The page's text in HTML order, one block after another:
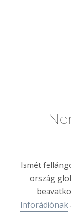
Ismét
ország
Inforádiónak